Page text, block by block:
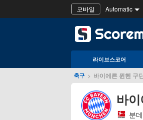
모바일 Automatic
라이브스코어
축구 > 바이에른 뮌헨 구
바
분